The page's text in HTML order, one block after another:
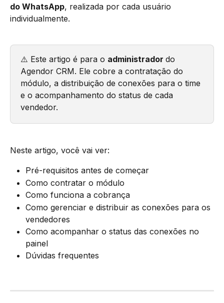
do WhatsApp, realizada por cada usuário
individualmente.
⚠️ Este artigo é para o administrador do
Agendor CRM. Ele cobre a contratação do
módulo, a distribuição de conexões para o time
e o acompanhamento do status de cada
vendedor.
Neste artigo, você vai ver:
Pré-requisitos antes de começar
Como contratar o módulo
Como funciona a cobrança
Como gerenciar e distribuir as conexões para os
vendedores
Como acompanhar o status das conexões no
painel
Dúvidas frequentes